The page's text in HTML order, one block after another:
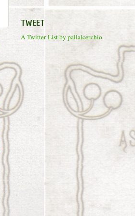
TWEET
A Twitter List by pallalcerchio